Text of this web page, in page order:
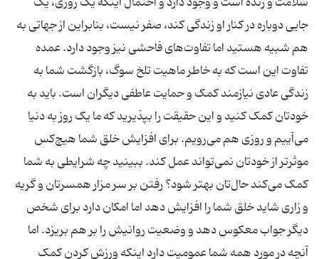
جایی دوباره در کنار او زندگی کند، صفر نیست، بنابراین از جهاتی به
هم شبیه هستید اما تفاوت‌های فاحشی نیز وجود دارد. عمده
تفاوت این است که به خاطر ماهیت تلخ سوگ، بازگشت شما به
زندگی عادی نیازمند کمک و حمایت عاطفی دیگران است. باید به
خودتان کمک کنید و این حقیقت را بپذیرید که ما یک روز به دنیا
می‌آییم و روزی هم می‌رویم. برای افزایش خلق شما هیچ‌کس
موثرتر از خودتان نمی‌تواند عمل کند. ببینید چه شرایطی به شما
کمک می‌کند حال‌تان بهتر شود؟ رفتن بر سر مزار همسرتان و گریه
و زاری شاید خلق شما را افزایش دهد اما امکان دارد برای شخص
دیگر جواب معکوس دهد و وضعیت روانیش را بر هم بریزد. اما
آنچه در مورد همه شما عمومیت دارد اینکه ورزش کردن کمک